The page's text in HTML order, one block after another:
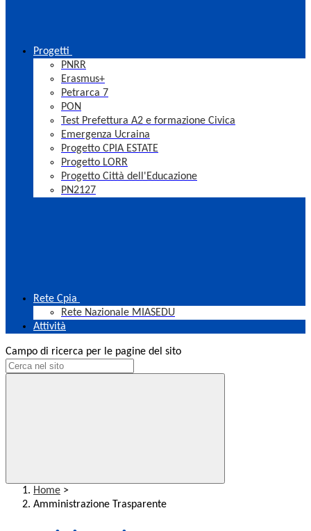
Progetti
PNRR
Erasmus+
Petrarca 7
PON
Test Prefettura A2 e formazione Civica
Emergenza Ucraina
Progetto CPIA ESTATE
Progetto LORR
Progetto Città dell'Educazione
PN2127
Rete Cpia
Rete Nazionale MIASEDU
Attività
Campo di ricerca per le pagine del sito
Home >
Amministrazione Trasparente